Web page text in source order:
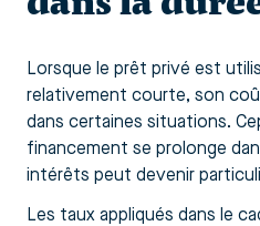
Lorsque le prêt privé est
relativement courte, son
dans certaines situations.
financement se prolonge
intérêts peut devenir
Les taux appliqués dans le